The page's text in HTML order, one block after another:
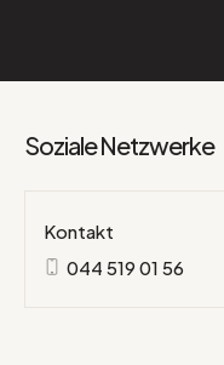
Soziale Netzwerke
Kontakt
044 519 01 56